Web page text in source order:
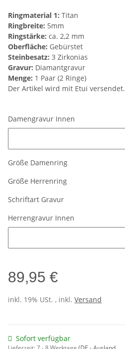
Ringmaterial 1: Titan
Ringbreite: 5mm
Ringstärke: ca. 2,2 mm
Oberfläche: Gebürstet
Steinbesatz: 3 Zirkonias
Gravur: Diamantgravur
Menge: 1 Paar (2 Ringe)
Der Artikel wird mit Etui versendet.
Damengravur Innen
Größe Damenring
Größe Herrenring
Schriftart Gravur
Herrengravur Innen
89,95 €
inkl. 19% USt. , inkl. Versand
Sofort verfügbar